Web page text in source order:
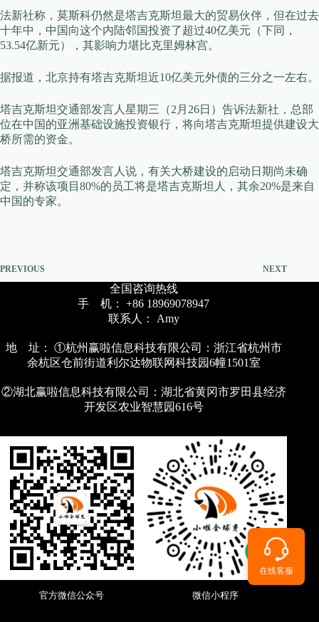
法新社称，莫斯科仍然是塔吉克斯坦最大的贸易伙伴，但在过去
十年中，中国向这个内陆邻国投资了超过40亿美元（下同，
53.54亿新元），其影响力堪比克里姆林宫。
据报道，北京持有塔吉克斯坦近10亿美元外债的三分之一左右。
塔吉克斯坦交通部发言人星期三（2月26日）告诉法新社，总部
位在中国的亚洲基础设施投资银行，将向塔吉克斯坦提供建设大
桥所需的资金。
塔吉克斯坦交通部发言人说，有关大桥建设的启动日期尚未确
定，并称该项目80%的员工将是塔吉克斯坦人，其余20%是来自
中国的专家。
PREVIOUS NEXT
全国咨询热线
手 机： +86 18969078947
联系人： Amy
地 址： ①杭州赢啦信息科技有限公司：浙江省杭州市
余杭区仓前街道利尔达物联网科技园6幢1501室
②湖北赢啦信息科技有限公司：湖北省黄冈市罗田县经济
开发区农业智慧园616号
官方微信公众号 微信小程序
在线客服